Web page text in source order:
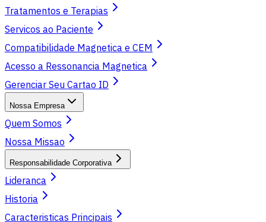
Tratamentos e Terapias
Servicos ao Paciente
Compatibilidade Magnetica e CEM
Acesso a Ressonancia Magnetica
Gerenciar Seu Cartao ID
Nossa Empresa
Quem Somos
Nossa Missao
Responsabilidade Corporativa
Lideranca
Historia
Caracteristicas Principais